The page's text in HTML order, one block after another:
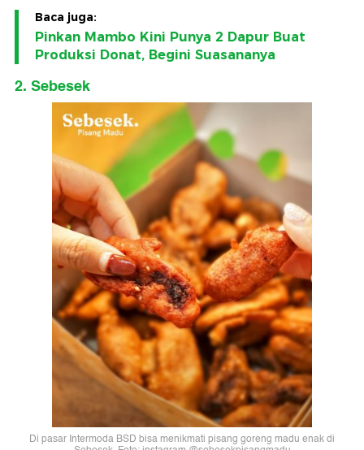
Baca juga:
Pinkan Mambo Kini Punya 2 Dapur Buat
Produksi Donat, Begini Suasananya
2. Sebesek
Di pasar Intermoda BSD bisa menikmati pisang goreng madu enak di